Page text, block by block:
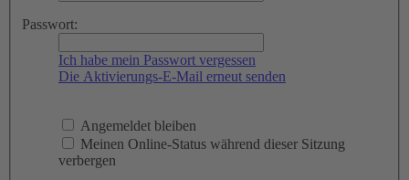
Passwort:
Ich habe mein Passwort vergessen
Die Aktivierungs-E-Mail erneut senden
Angemeldet bleiben
Meinen Online-Status während dieser Sitzung
verbergen